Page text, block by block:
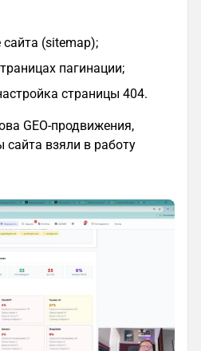
(sitemap);
пагинации;
страницы 404.
GEO-продвижения,
сайта взяли в работу